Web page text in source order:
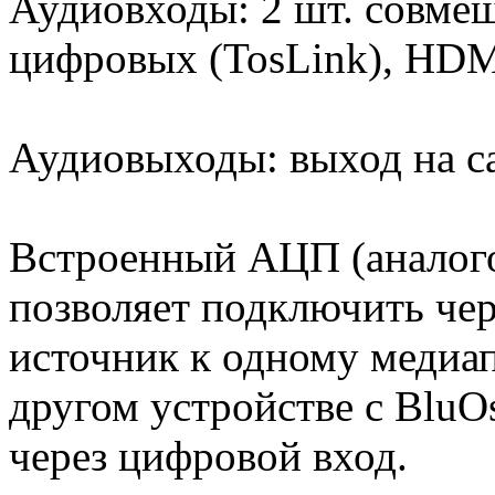
цифровых (TosLink),
Аудиовыходы: выход на
Встроенный АЦП
позволяет подключить
источник к одному
другом устройстве c
через цифровой вход.